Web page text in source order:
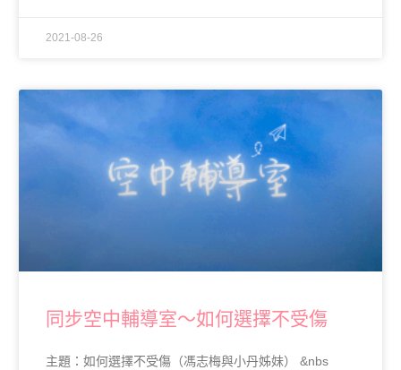
2021-08-26
同步空中輔導室～如何選擇不受傷
主題：如何選擇不受傷（馮志梅與小丹姊妹） &nbs